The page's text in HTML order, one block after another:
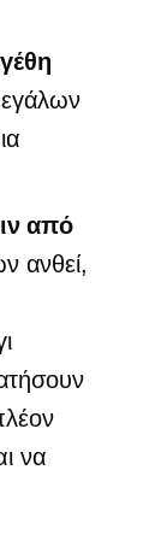
από
ανθεί,
να